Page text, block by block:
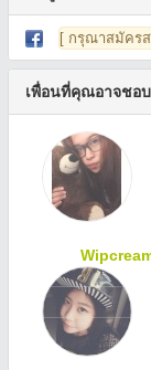
[ กรุณาสมัคร
เพื่อนที่คุณอาจชอบ